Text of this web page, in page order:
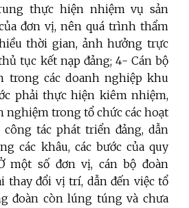
thực hiện nhiệm vụ sản
đơn vị, nên quá trình thẩm
thời gian, ảnh hưởng trực
tục kết nạp đảng; 4- Cán bộ
trong các doanh nghiệp khu
phải thực hiện kiêm nhiệm,
nghiệm trong tổ chức các hoạt
tác phát triển đảng, dẫn
các khâu, các bước của quy
một số đơn vị, cán bộ đoàn
thay đổi vị trí, dẫn đến việc tổ
đoàn còn lúng túng và chưa